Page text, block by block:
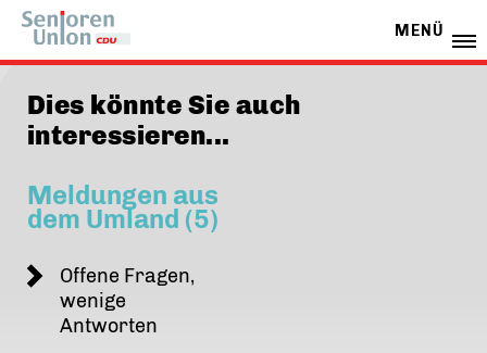
MENÜ
Dies könnte Sie auch
interessieren...
Meldungen aus
dem Umland (5)
Offene Fragen,
wenige
Antworten